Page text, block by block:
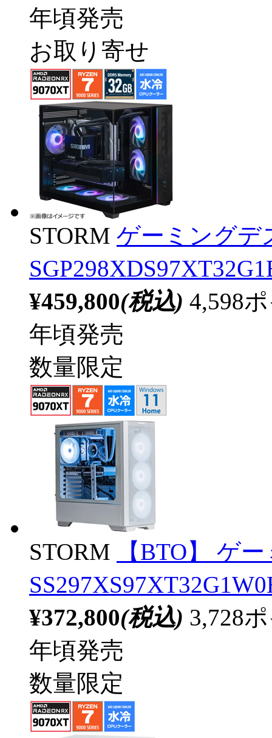
年頃発売
お取り寄せ
STORM ゲーミングデ
¥459,800(税込) 4,598
年頃発売
数量限定
STORM
【BTO】 ゲ
¥372,800(税込) 3,728
年頃発売
数量限定